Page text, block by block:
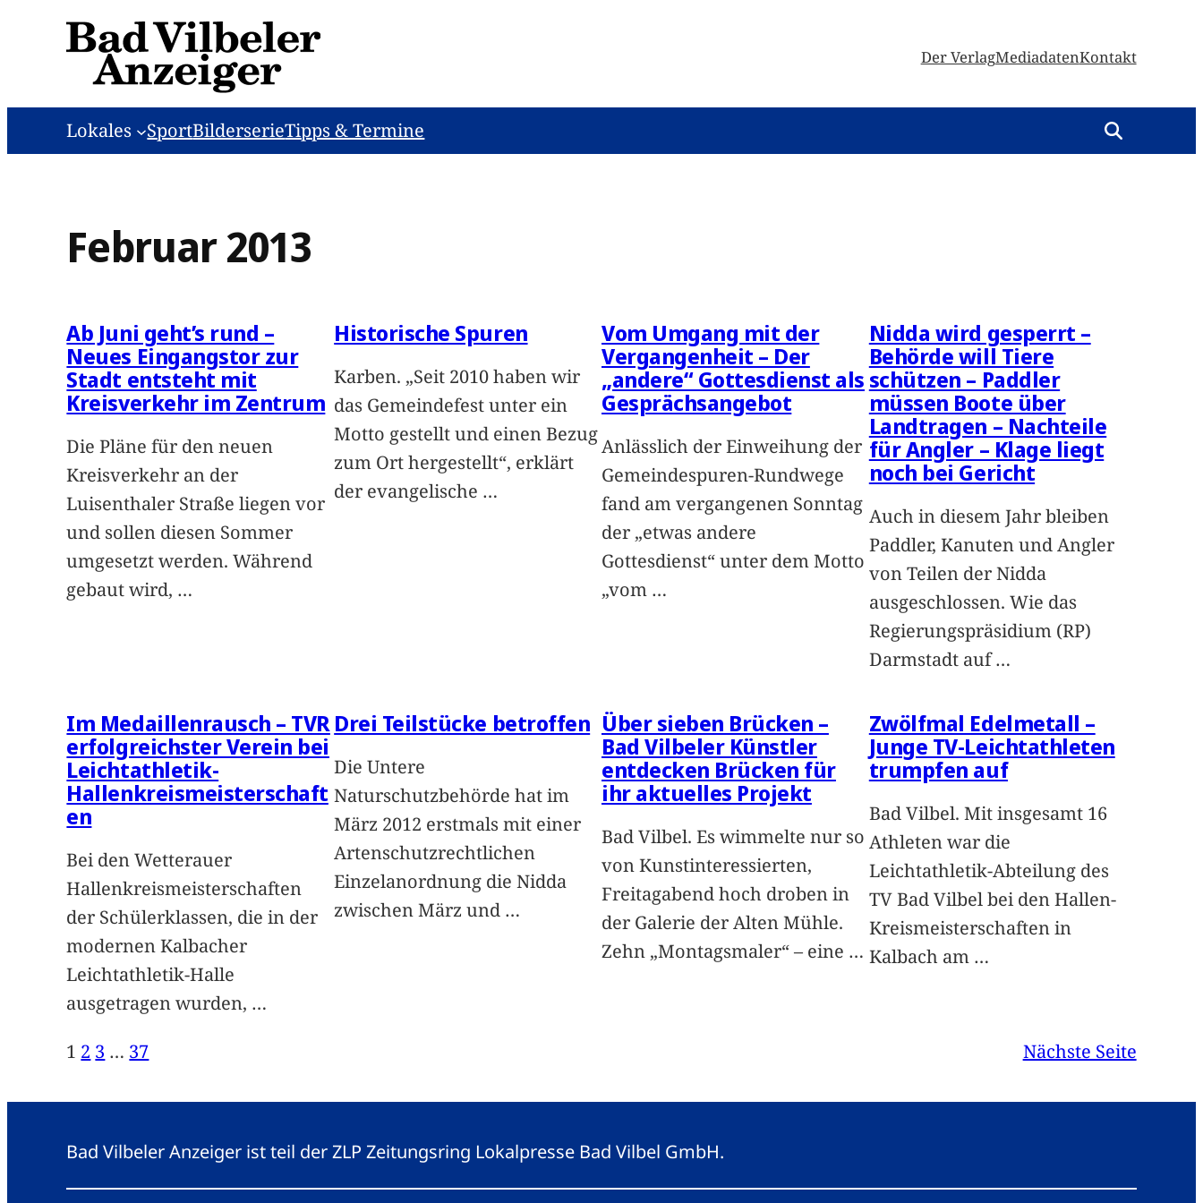
Der VerlagMediadatenKontakt
Lokales SportBilderserieTipps & Termine
Februar 2013
Ab Juni geht’s rund –
Neues Eingangstor zur
Stadt entsteht mit
Kreisverkehr im Zentrum
Die Pläne für den neuen
Kreisverkehr an der
Luisenthaler Straße liegen vor
und sollen diesen Sommer
umgesetzt werden. Während
gebaut wird, …
Historische Spuren
Karben. „Seit 2010 haben wir
das Gemeindefest unter ein
Motto gestellt und einen Bezug
zum Ort hergestellt“, erklärt
der evangelische …
Vom Umgang mit der
Vergangenheit – Der
„andere“ Gottesdienst als
Gesprächsangebot
Anlässlich der Einweihung der
Gemeindespuren-Rundwege
fand am vergangenen Sonntag
der „etwas andere
Gottesdienst“ unter dem Motto
„vom …
Nidda wird gesperrt –
Behörde will Tiere
schützen – Paddler
müssen Boote über
Landtragen – Nachteile
für Angler – Klage liegt
noch bei Gericht
Auch in diesem Jahr bleiben
Paddler, Kanuten und Angler
von Teilen der Nidda
ausgeschlossen. Wie das
Regierungspräsidium (RP)
Darmstadt auf…
Im Medaillenrausch – TVR
erfolgreichster Verein bei
Leichtathletik-
Hallenkreismeisterschaft
en
Bei den Wetterauer
Hallenkreismeisterschaften
der Schülerklassen, die in der
modernen Kalbacher
Leichtathletik-Halle
ausgetragen wurden, …
Drei Teilstücke betroffen
Die Untere
Naturschutzbehörde hat im
März 2012 erstmals mit einer
Artenschutzrechtlichen
Einzelanordnung die Nidda
zwischen März und …
Über sieben Brücken –
Bad Vilbeler Künstler
entdecken Brücken für
ihr aktuelles Projekt
Bad Vilbel. Es wimmelte nur so
von Kunstinteressierten,
Freitagabend hoch droben in
der Galerie der Alten Mühle.
Zehn „Montagsmaler“ – eine …
Zwölfmal Edelmetall –
Junge TV-Leichtathleten
trumpfen auf
Bad Vilbel. Mit insgesamt 16
Athleten war die
Leichtathletik-Abteilung des
TV Bad Vilbel bei den Hallen-
Kreismeisterschaften in
Kalbach am …
1 2 3 … 37 Nächste Seite
Bad Vilbeler Anzeiger ist teil der ZLP Zeitungsring Lokalpresse Bad Vilbel GmbH.